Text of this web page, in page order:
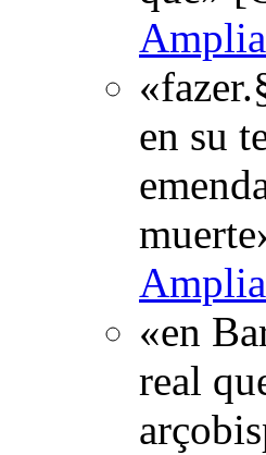
en su
«en
real